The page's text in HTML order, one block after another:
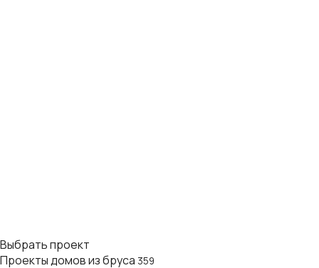
Выбрать проект
Проекты домов из бруса 359